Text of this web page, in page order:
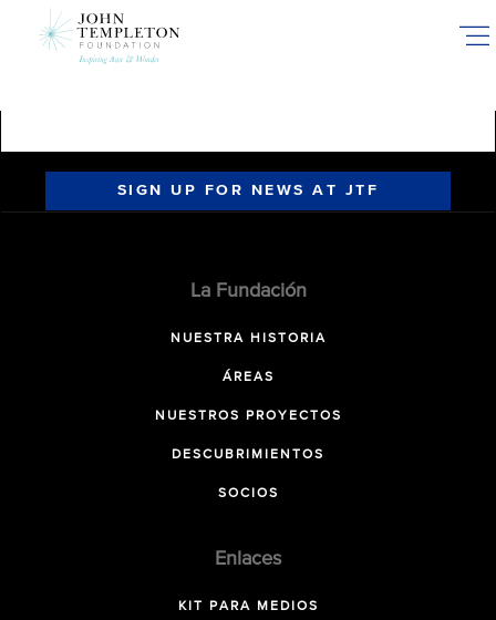
SIGN UP FOR NEWS AT JTF
La Fundación
NUESTRA HISTORIA
ÁREAS
NUESTROS PROYECTOS
DESCUBRIMIENTOS
SOCIOS
Enlaces
KIT PARA MEDIOS